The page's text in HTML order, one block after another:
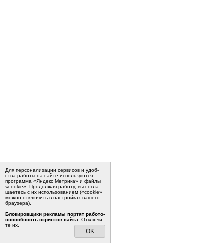
Для пер­со­на­ли­за­ции сер­ви­сов и удоб­
ства ра­бо­ты на сайте ис­поль­зу­ют­ся
программа «Яндекс Метрика» и файлы
«cookie». Про­дол­жая ра­бо­ту, вы со­гла­
ша­е­тесь с их ис­поль­зо­ва­ни­ем («cookie»
мо­жно от­клю­чить в на­строй­ках ва­ше­го
бра­у­зе­ра).
Бло­ки­ров­щи­ки ре­кла­мы пор­тят ра­бо­то­
спо­соб­ность скрип­тов сайта.
Отклю­чи­
те их.
OK